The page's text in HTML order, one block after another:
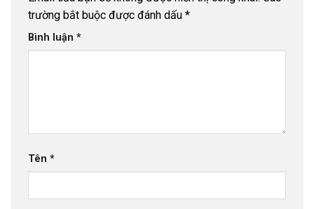
trường bắt buộc được đánh dấu *
Bình luận *
Tên *